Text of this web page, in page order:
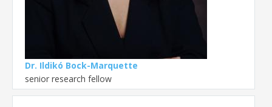
Dr. Ildikó Bock-Marquette
senior research fellow